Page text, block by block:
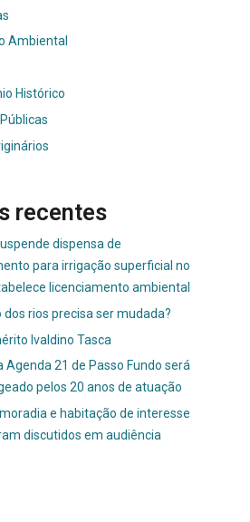
Ambiental
Histórico
recentes
dispensa de
para irrigação superficial no
licenciamento ambiental
rios precisa ser mudada?
Ivaldino Tasca
Agenda 21 de Passo Fundo será
pelos 20 anos de atuação
e habitação de interesse
discutidos em audiência